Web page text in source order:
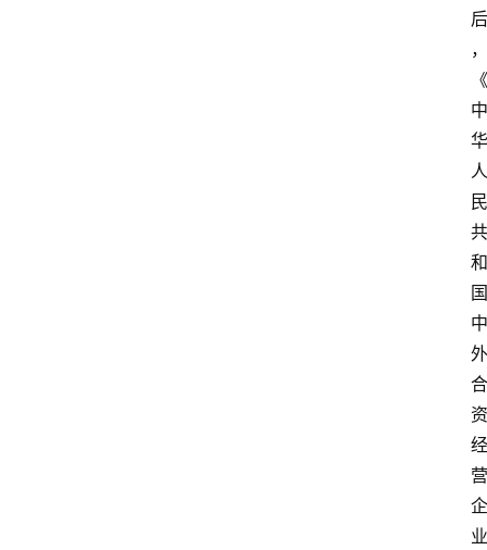
后
，
《
中
华
人
民
共
和
国
中
外
合
资
经
营
企
业